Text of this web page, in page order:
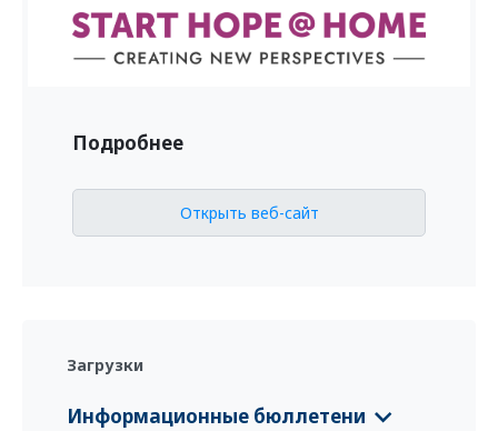
Подробнее
Открыть веб-сайт
Загрузки
Информационные бюллетени